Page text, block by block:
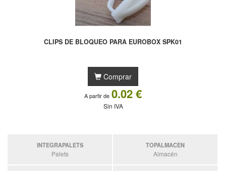
CLIPS DE BLOQUEO PARA EUROBOX SPK01
Comprar
A partir de 0.02 €
Sin IVA
INTEGRAPALETS
Palets
TOPALMACEN
Almacén